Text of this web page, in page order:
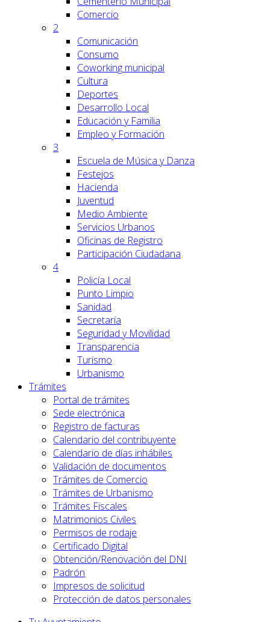
Comercio
2
Comunicación
Consumo
Coworking municipal
Cultura
Deportes
Desarrollo Local
Educación y Familia
Empleo y Formación
3
Escuela de Música y Danza
Festejos
Hacienda
Juventud
Medio Ambiente
Servicios Urbanos
Oficinas de Registro
Participación Ciudadana
4
Policía Local
Punto Limpio
Sanidad
Secretaría
Seguridad y Movilidad
Transparencia
Turismo
Urbanismo
Trámites
Portal de trámites
Sede electrónica
Registro de facturas
Calendario del contribuyente
Calendario de días inhábiles
Validación de documentos
Trámites de Comercio
Trámites de Urbanismo
Trámites Fiscales
Matrimonios Civiles
Permisos de rodaje
Certificado Digital
Obtención/Renovación del DNI
Padrón
Impresos de solicitud
Protección de datos personales